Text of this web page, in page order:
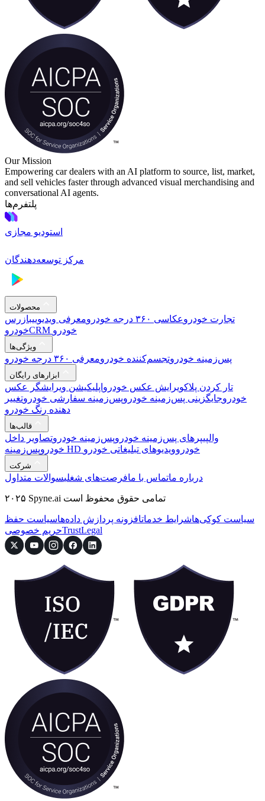
Our Mission
Empowering car dealers with an AI platform to source, list, market,
and sell vehicles faster through advanced visual merchandising and
conversational AI agents.
پلتفرم‌ها
استودیو مجازی
مرکز توسعه‌دهندگان
محصولات
تجارت خودروعکاسی ۳۶۰ درجه خودرو معرفی ویدیوییبازرس
خودرو
CRM خودرو
ویژگی‌ها
پس‌زمینه خودروتجسم‌کننده خودرومعرفی ۳۶۰ درجه خودرو
ابزارهای رایگان
تار کردن پلاکویرایش عکس خودرو اپلیکیشن ویرایشگر عکس
خودروجایگزینی پس‌زمینه خودروپس‌زمینه سفارشی خودروتغییر
دهنده رنگ خودرو
قالب‌ها
والپیپرهای پس‌زمینه خودروپس‌زمینه خودروتصاویر داخل
خودرو
پس‌زمینه HD خودروویدیوهای تبلیغاتی خودرو
شرکت
درباره ماتماس با مافرصت‌های شغلیسوالات متداول
۲۰۲۵ Spyne.ai تمامی حقوق محفوظ است
سیاست کوکی‌هاشرایط خدماتافزونه پردازش داده‌هاسیاست حفظ
حریم خصوصیTrustLegal